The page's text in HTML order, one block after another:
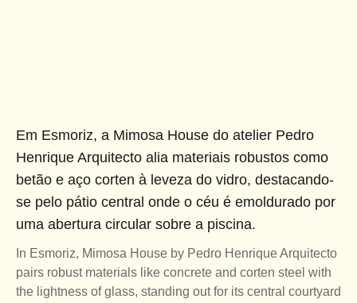
Em Esmoriz, a Mimosa House do atelier Pedro
Henrique Arquitecto alia materiais robustos como
betão e aço corten à leveza do vidro, destacando-
se pelo pátio central onde o céu é emoldurado por
uma abertura circular sobre a piscina.
In Esmoriz, Mimosa House by Pedro Henrique Arquitecto
pairs robust materials like concrete and corten steel with
the lightness of glass, standing out for its central courtyard